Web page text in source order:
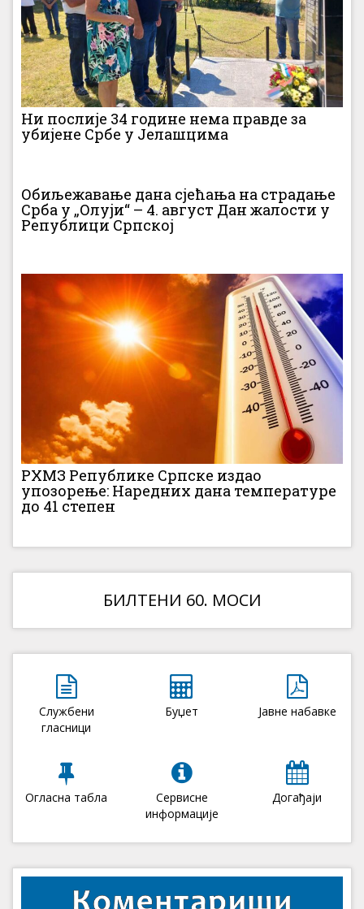
Ни послије 34 године нема правде за
убијене Србе у Јелашцима
Обиљежавање дана сјећања на страдање
Срба у „Олуји“ – 4. август Дан жалости у
Републици Српској
РХМЗ Републике Српске издао
упозорење: Наредних дана температуре
до 41 степен
БИЛТЕНИ 60. МОСИ
Службени
гласници
Буџет Јавне набавке
Огласна табла
Сервисне
информације
Догађаји